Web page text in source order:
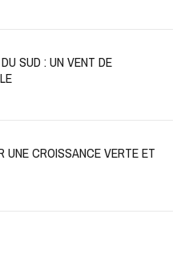
SUD : UN VENT DE
UNE CROISSANCE VERTE ET